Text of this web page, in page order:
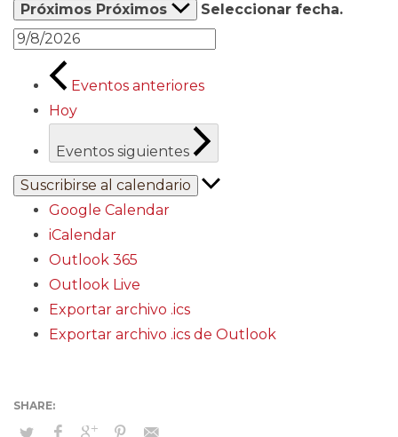
Próximos Próximos Seleccionar fecha.
Eventos anteriores
Hoy
Eventos siguientes
Suscribirse al calendario
Google Calendar
iCalendar
Outlook 365
Outlook Live
Exportar archivo .ics
Exportar archivo .ics de Outlook